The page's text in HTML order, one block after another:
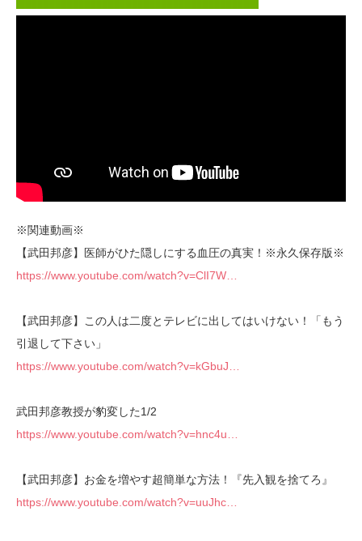
※関連動画※
【武田邦彦】医師がひた隠しにする血圧の真実！※永久保存版※
https://www.youtube.com/watch?v=ClI7W…
【武田邦彦】この人は二度とテレビに出してはいけない！「もう
引退して下さい」
https://www.youtube.com/watch?v=kGbuJ…
武田邦彦教授が豹変した1/2
https://www.youtube.com/watch?v=hnc4u…
【武田邦彦】お金を増やす超簡単な方法！『先入観を捨てろ』
https://www.youtube.com/watch?v=uuJhc…